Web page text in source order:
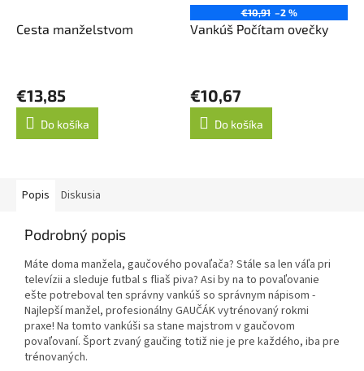
Cesta manželstvom
€13,85
Do košíka
€10,91 –2 %
Vankúš Počítam ovečky
€10,67
Do košíka
Popis Diskusia
Podrobný popis
Máte doma manžela, gaučového povaľača? Stále sa len váľa pri
televízii a sleduje futbal s fliaš piva? Asi by na to povaľovanie
ešte potreboval ten správny vankúš so správnym nápisom -
Najlepší manžel, profesionálny GAUČÁK vytrénovaný rokmi
praxe! Na tomto vankúši sa stane majstrom v gaučovom
povaľovaní. Šport zvaný gaučing totiž nie je pre každého, iba pre
trénovaných.